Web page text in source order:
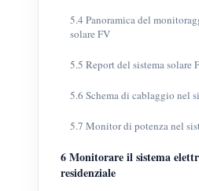
5.4 Panoramica del
solare FV
5.5 Report del sistema solare
5.6 Schema di cablaggio nel
5.7 Monitor di potenza nel
6 Monitorare il sistema
residenziale